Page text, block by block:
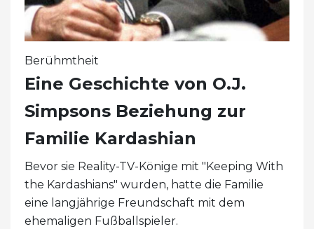
Berühmtheit
Eine Geschichte von O.J.
Simpsons Beziehung zur
Familie Kardashian
Bevor sie Reality-TV-Könige mit "Keeping With
the Kardashians" wurden, hatte die Familie
eine langjährige Freundschaft mit dem
ehemaligen Fußballspieler.